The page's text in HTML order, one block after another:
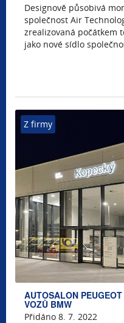
Designově působivá
společnost Air
zrealizovaná počátkem
jako nové sídlo
Z firmy
AUTOSALON
VOZŮ BMW
Přidáno 8. 7. 2022